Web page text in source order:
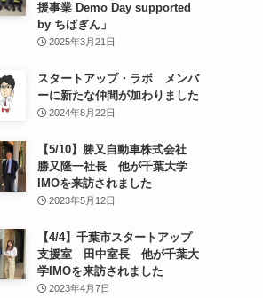
援事業 Demo Day supported
by ちばぎん」
2025年3月21日
スタートアップ・ラボ メンバ
ーに新たな仲間が加わりました
2024年8月22日
【5/10】勝又自動車株式会社
勝又隆一社長 他が千葉大学
IMOを来訪されました
2023年5月12日
【4/4】千葉市スタートアップ
支援室 田中室長 他が千葉大
学IMOを来訪されました
2023年4月7日